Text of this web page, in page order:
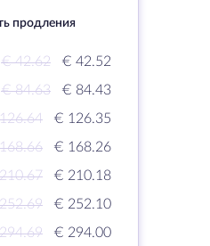
продления
€ 42.62
€ 42.52
€ 84.63
€ 84.43
€ 126.35
€ 168.26
€ 210.18
€ 252.10
€ 294.00